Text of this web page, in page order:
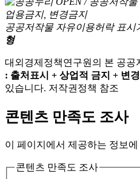
공공저작물 자유이용허락 표시
형
대외경제정책연구원의 본 공공
: 출처표시 + 상업적 금지 + 변
있습니다. 저작권정책 참조
콘텐츠 만족도 조사
이 페이지에서 제공하는 정보
콘텐츠 만족도 조사